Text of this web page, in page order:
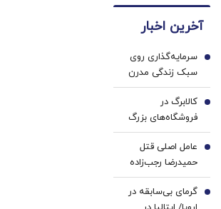
زیبایی
برگردون
(40%off)
پزشکی
سفید
کننده
خانگی
آخرین اخبار
سرمایه‌گذاری روی
سبک زندگی مدرن
1
کالابرگ در
فروشگاه‌های بزرگ
هم قطع شد
2
عامل اصلی قتل
حمیدرضا رجب‌زاده
دستگیر شد
3
گرمای بی‌سابقه در 4